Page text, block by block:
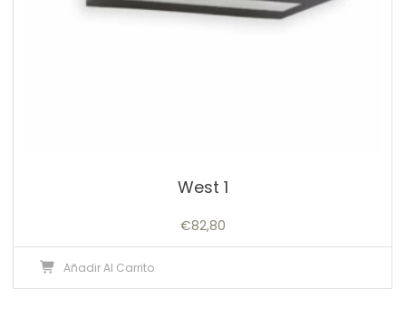
West 1
€82,80
Añadir Al Carrito